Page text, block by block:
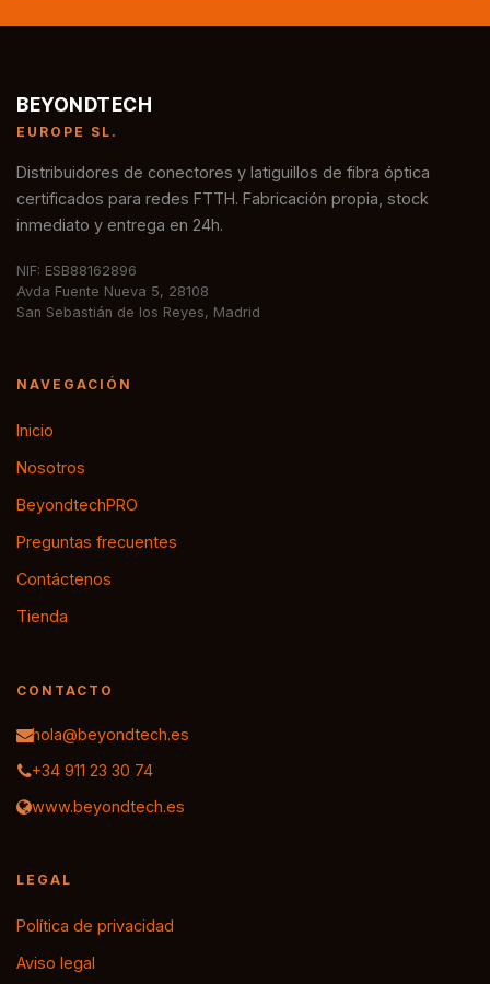
BEYONDTECH
EUROPE SL.
Distribuidores de conectores y latiguillos de fibra óptica
certificados para redes FTTH. Fabricación propia, stock
inmediato y entrega en 24h.
NIF: ESB88162896
Avda Fuente Nueva 5, 28108
San Sebastián de los Reyes, Madrid
NAVEGACIÓN
Inicio
Nosotros
BeyondtechPRO
Preguntas frecuentes
Contáctenos
Tienda
CONTACTO
hola@beyondtech.es
+34 911 23 30 74
www.beyondtech.es
LEGAL
Política de privacidad
Aviso legal